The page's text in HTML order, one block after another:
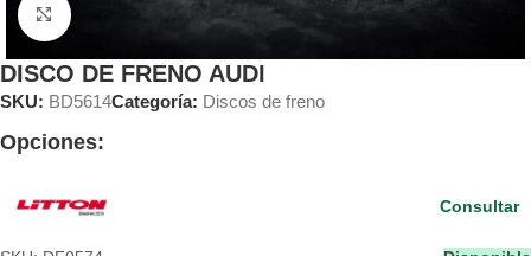
Clic para ampliar
DISCO DE FRENO AUDI
SKU: BD5614Categoría: Discos de freno
Opciones:
Consultar